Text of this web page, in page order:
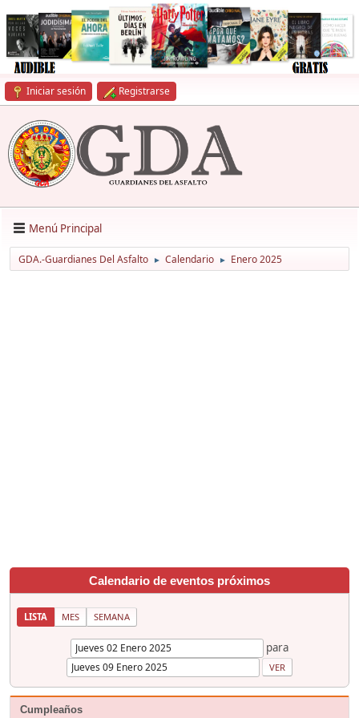
Iniciar sesión Registrarse
Menú Principal
GDA.-Guardianes Del Asfalto ► Calendario ► Enero 2025
Calendario de eventos próximos
LISTA MES SEMANA
para
Cumpleaños